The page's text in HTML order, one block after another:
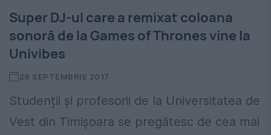
Super DJ-ul care a remixat coloana
sonoră de la Games of Thrones vine la
Univibes
29 SEPTEMBRIE 2017
Studenții și profesorii de la Universitatea de
Vest din Timișoara se pregătesc de cea mai